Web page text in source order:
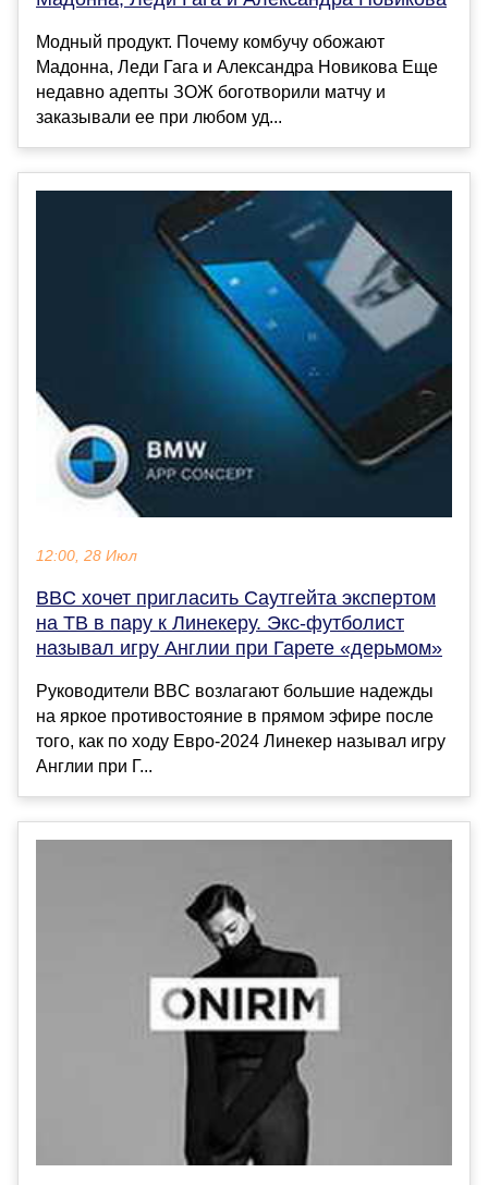
Модный продукт. Почему комбучу обожают
Мадонна, Леди Гага и Александра Новикова Еще
недавно адепты ЗОЖ боготворили матчу и
заказывали ее при любом уд...
12:00, 28 Июл
BBC хочет пригласить Саутгейта экспертом
на ТВ в пару к Линекеру. Экс-футболист
называл игру Англии при Гарете «дерьмом»
Руководители BBC возлагают большие надежды
на яркое противостояние в прямом эфире после
того, как по ходу Евро-2024 Линекер называл игру
Англии при Г...